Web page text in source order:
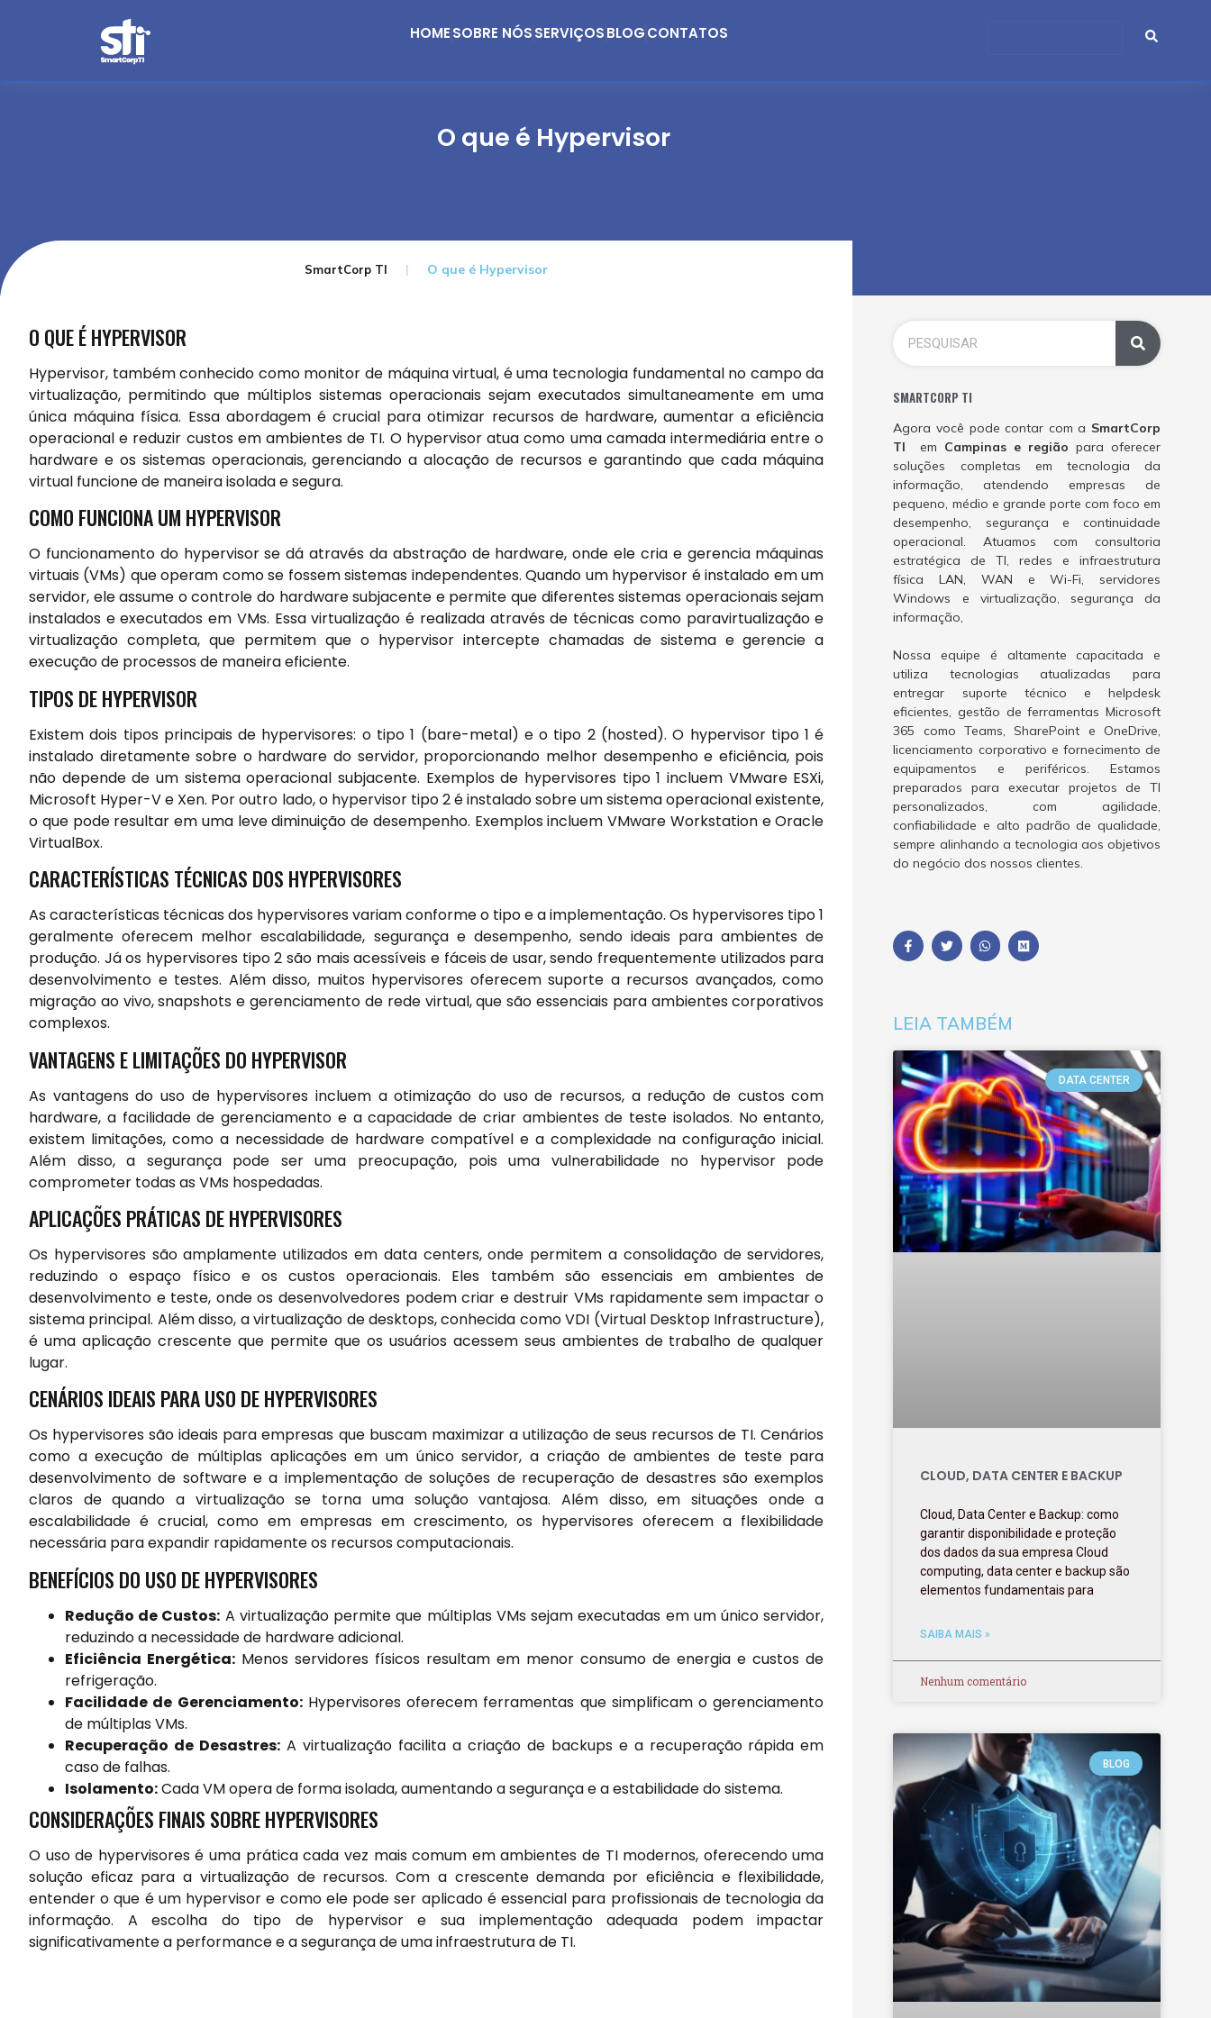
HOMESOBRE NÓSSERVIÇOSBLOGCONTATOS
O que é Hypervisor
SmartCorp TI O que é Hypervisor
O QUE É HYPERVISOR
Hypervisor, também conhecido como monitor de máquina virtual, é uma tecnologia fundamental no campo da
virtualização, permitindo que múltiplos sistemas operacionais sejam executados simultaneamente em uma
única máquina física. Essa abordagem é crucial para otimizar recursos de hardware, aumentar a eficiência
operacional e reduzir custos em ambientes de TI. O hypervisor atua como uma camada intermediária entre o
hardware e os sistemas operacionais, gerenciando a alocação de recursos e garantindo que cada máquina
virtual funcione de maneira isolada e segura.
COMO FUNCIONA UM HYPERVISOR
O funcionamento do hypervisor se dá através da abstração de hardware, onde ele cria e gerencia máquinas
virtuais (VMs) que operam como se fossem sistemas independentes. Quando um hypervisor é instalado em um
servidor, ele assume o controle do hardware subjacente e permite que diferentes sistemas operacionais sejam
instalados e executados em VMs. Essa virtualização é realizada através de técnicas como paravirtualização e
virtualização completa, que permitem que o hypervisor intercepte chamadas de sistema e gerencie a
execução de processos de maneira eficiente.
TIPOS DE HYPERVISOR
Existem dois tipos principais de hypervisores: o tipo 1 (bare-metal) e o tipo 2 (hosted). O hypervisor tipo 1 é
instalado diretamente sobre o hardware do servidor, proporcionando melhor desempenho e eficiência, pois
não depende de um sistema operacional subjacente. Exemplos de hypervisores tipo 1 incluem VMware ESXi,
Microsoft Hyper-V e Xen. Por outro lado, o hypervisor tipo 2 é instalado sobre um sistema operacional existente,
o que pode resultar em uma leve diminuição de desempenho. Exemplos incluem VMware Workstation e Oracle
VirtualBox.
CARACTERÍSTICAS TÉCNICAS DOS HYPERVISORES
As características técnicas dos hypervisores variam conforme o tipo e a implementação. Os hypervisores tipo 1
geralmente oferecem melhor escalabilidade, segurança e desempenho, sendo ideais para ambientes de
produção. Já os hypervisores tipo 2 são mais acessíveis e fáceis de usar, sendo frequentemente utilizados para
desenvolvimento e testes. Além disso, muitos hypervisores oferecem suporte a recursos avançados, como
migração ao vivo, snapshots e gerenciamento de rede virtual, que são essenciais para ambientes corporativos
complexos.
VANTAGENS E LIMITAÇÕES DO HYPERVISOR
As vantagens do uso de hypervisores incluem a otimização do uso de recursos, a redução de custos com
hardware, a facilidade de gerenciamento e a capacidade de criar ambientes de teste isolados. No entanto,
existem limitações, como a necessidade de hardware compatível e a complexidade na configuração inicial.
Além disso, a segurança pode ser uma preocupação, pois uma vulnerabilidade no hypervisor pode
comprometer todas as VMs hospedadas.
APLICAÇÕES PRÁTICAS DE HYPERVISORES
Os hypervisores são amplamente utilizados em data centers, onde permitem a consolidação de servidores,
reduzindo o espaço físico e os custos operacionais. Eles também são essenciais em ambientes de
desenvolvimento e teste, onde os desenvolvedores podem criar e destruir VMs rapidamente sem impactar o
sistema principal. Além disso, a virtualização de desktops, conhecida como VDI (Virtual Desktop Infrastructure),
é uma aplicação crescente que permite que os usuários acessem seus ambientes de trabalho de qualquer
lugar.
CENÁRIOS IDEAIS PARA USO DE HYPERVISORES
Os hypervisores são ideais para empresas que buscam maximizar a utilização de seus recursos de TI. Cenários
como a execução de múltiplas aplicações em um único servidor, a criação de ambientes de teste para
desenvolvimento de software e a implementação de soluções de recuperação de desastres são exemplos
claros de quando a virtualização se torna uma solução vantajosa. Além disso, em situações onde a
escalabilidade é crucial, como em empresas em crescimento, os hypervisores oferecem a flexibilidade
necessária para expandir rapidamente os recursos computacionais.
BENEFÍCIOS DO USO DE HYPERVISORES
Redução de Custos: A virtualização permite que múltiplas VMs sejam executadas em um único servidor,
reduzindo a necessidade de hardware adicional.
Eficiência Energética: Menos servidores físicos resultam em menor consumo de energia e custos de
refrigeração.
Facilidade de Gerenciamento:Hypervisores oferecem ferramentas que simplificam o gerenciamento
de múltiplas VMs.
Recuperação de Desastres:A virtualização facilita a criação de backups e a recuperação rápida em
caso de falhas.
Isolamento:Cada VM opera de forma isolada, aumentando a segurança e a estabilidade do sistema.
CONSIDERAÇÕES FINAIS SOBRE HYPERVISORES
O uso de hypervisores é uma prática cada vez mais comum em ambientes de TI modernos, oferecendo uma
solução eficaz para a virtualização de recursos. Com a crescente demanda por eficiência e flexibilidade,
entender o que é um hypervisor e como ele pode ser aplicado é essencial para profissionais de tecnologia da
informação. A escolha do tipo de hypervisor e sua implementação adequada podem impactar
significativamente a performance e a segurança de uma infraestrutura de TI.
SMARTCORP TI
Agora você pode contar com a SmartCorp
TI em Campinas e região para oferecer
soluções completas em tecnologia da
informação, atendendo empresas de
pequeno, médio e grande porte com foco em
desempenho, segurança e continuidade
operacional. Atuamos com consultoria
estratégica de TI, redes e infraestrutura
física LAN, WAN e Wi-Fi, servidores
Windows e virtualização, segurança da
informação,
Nossa equipe é altamente capacitada e
utiliza tecnologias atualizadas para
entregar suporte técnico e helpdesk
eficientes, gestão de ferramentas Microsoft
365 como Teams, SharePoint e OneDrive,
licenciamento corporativo e fornecimento de
equipamentos e periféricos. Estamos
preparados para executar projetos de TI
personalizados, com agilidade,
confiabilidade e alto padrão de qualidade,
sempre alinhando a tecnologia aos objetivos
do negócio dos nossos clientes.
LEIA TAMBÉM
DATA CENTER
CLOUD, DATA CENTER E BACKUP
Cloud, Data Center e Backup: como
garantir disponibilidade e proteção
dos dados da sua empresa Cloud
computing, data center e backup são
elementos fundamentais para
SAIBA MAIS »
Nenhum comentário
BLOG